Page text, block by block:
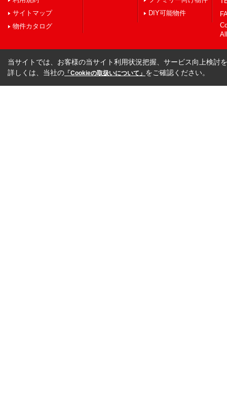
サイトマップ
物件カタログ
DIY可能物件
当サイトでは、お客様の当サイト利用状況把握、サービス向上検討
詳しくは、当社の 「Cookieの取扱いについて」 をご確認ください。